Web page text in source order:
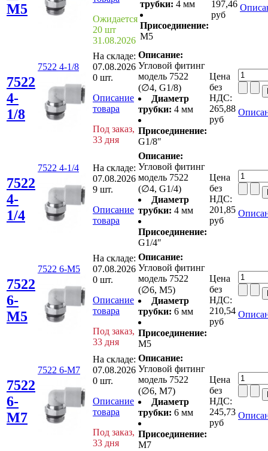
M5
Ожидается
20 шт
31.08.2026
трубки: 4 мм
Присоединение:
M5
197,46
руб
7522
4-
1/8
7522 4-1/8
На складе:
07.08.2026
0 шт.
Описание
товара
Под заказ,
33 дня
Описание:
Угловой фитинг
модель 7522
(∅4, G1/8)
Диаметр
трубки: 4 мм
Присоединение:
G1/8″
Цена
без
НДС:
265,88
руб
7522
4-
1/4
7522 4-1/4
На складе:
07.08.2026
9 шт.
Описание
товара
Описание:
Угловой фитинг
модель 7522
(∅4, G1/4)
Диаметр
трубки: 4 мм
Присоединение:
G1/4″
Цена
без
НДС:
201,85
руб
7522
6-
M5
7522 6-M5
На складе:
07.08.2026
0 шт.
Описание
товара
Под заказ,
33 дня
Описание:
Угловой фитинг
модель 7522
(∅6, M5)
Диаметр
трубки: 6 мм
Присоединение:
M5
Цена
без
НДС:
210,54
руб
7522
6-
M7
7522 6-M7
На складе:
07.08.2026
0 шт.
Описание
товара
Под заказ,
33 дня
Описание:
Угловой фитинг
модель 7522
(∅6, M7)
Диаметр
трубки: 6 мм
Присоединение:
M7
Цена
без
НДС:
245,73
руб